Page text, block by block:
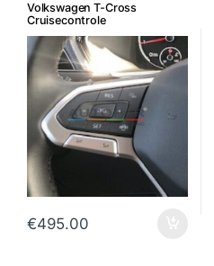
Volkswagen T-Cross
Cruisecontrole
€495.00